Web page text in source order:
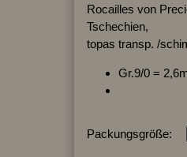
Rocailles von
Tschechien,
topas transp. /
Gr.9/0 =
Packungsgröße: